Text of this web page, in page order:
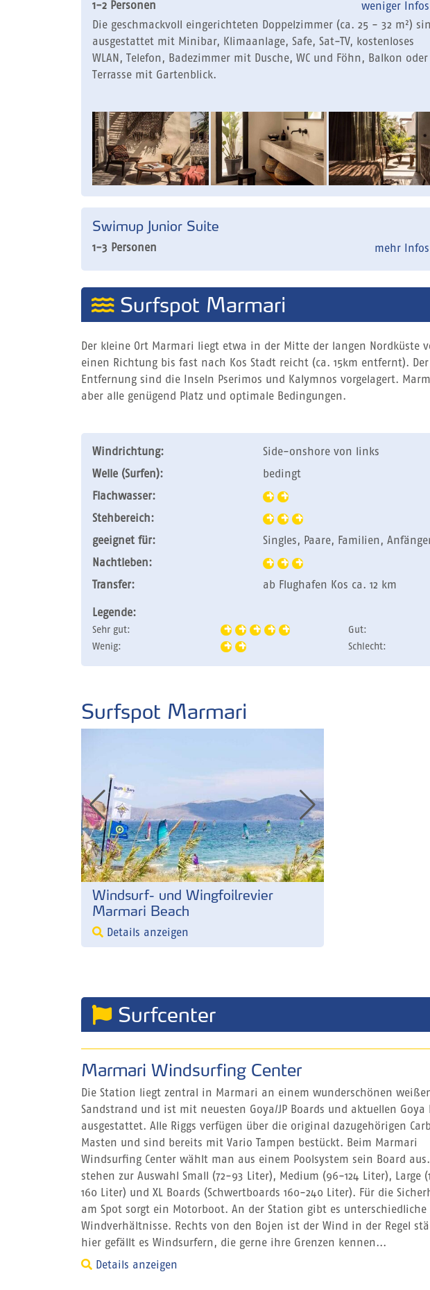
1-2 Personen weniger Infos
Die geschmackvoll eingerichteten Doppelzimmer (ca. 25 - 32 m²)
ausgestattet mit Minibar, Klimaanlage, Safe, Sat-TV, kostenloses
WLAN, Telefon, Badezimmer mit Dusche, WC und Föhn, Balkon oder
Terrasse mit Gartenblick.
Swimup Junior Suite
1-3 Personen mehr Infos
Surfspot Marmari
Der kleine Ort Marmari liegt etwa in der Mitte der langen
einen Richtung bis fast nach Kos Stadt reicht (ca. 15km entfernt).
Entfernung sind die Inseln Pserimos und Kalymnos vorgelagert.
aber alle genügend Platz und optimale Bedingungen.
Windrichtung:
Side-onshore von links
Welle (Surfen):
bedingt
Flachwasser:
Stehbereich:
geeignet für:
Singles, Paare, Familien,
Nachtleben:
Transfer:
ab Flughafen Kos ca. 12 km
Legende:
Sehr gut: Gut:
Wenig:
Schlecht:
Surfspot Marmari
Windsurf- und Wingfoilrevier
Marmari Beach
Details anzeigen
Surfcenter
Marmari Windsurfing Center
Die Station liegt zentral in Marmari an einem wunderschönen
Sandstrand und ist mit neuesten Goya/JP Boards und aktuellen Goya
ausgestattet. Alle Riggs verfügen über die original dazugehörigen
Masten und sind bereits mit Vario Tampen bestückt. Beim Marmari
Windsurfing Center wählt man aus einem Poolsystem sein Board aus.
stehen zur Auswahl Small (72-93 Liter), Medium (96-124 Liter), Large
160 Liter) und XL Boards (Schwertboards 160-240 Liter). Für die
am Spot sorgt ein Motorboot. An der Station gibt es unterschiedliche
Windverhältnisse. Rechts von den Bojen ist der Wind in der Regel
hier gefällt es Windsurfern, die gerne ihre Grenzen kennen...
Details anzeigen